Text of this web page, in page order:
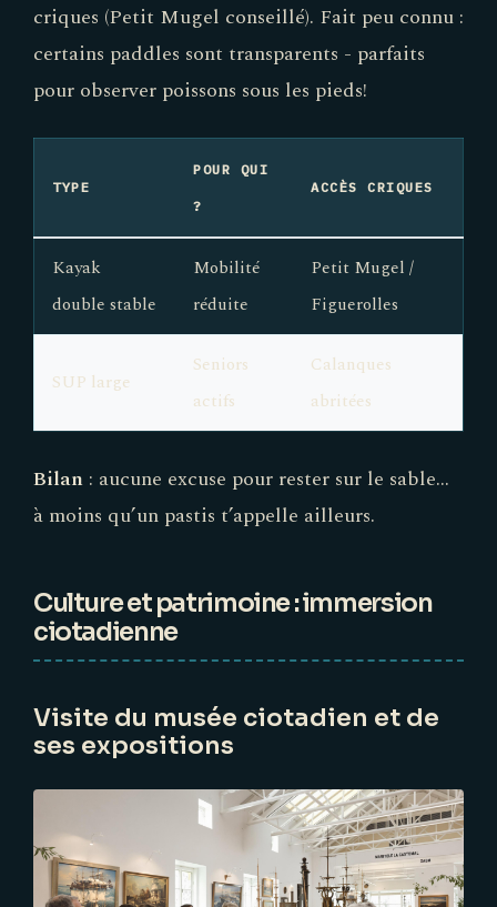
criques (Petit Mugel conseillé). Fait peu connu :
certains paddles sont transparents - parfaits
pour observer poissons sous les pieds!
TYPE
POUR QUI
?
ACCÈS CRIQUES
Kayak
double stable
Mobilité
réduite
Petit Mugel /
Figuerolles
SUP large
Seniors
actifs
Calanques
abritées
Bilan : aucune excuse pour rester sur le sable…
à moins qu’un pastis t’appelle ailleurs.
Culture et patrimoine : immersion
ciotadienne
Visite du musée ciotadien et de
ses expositions